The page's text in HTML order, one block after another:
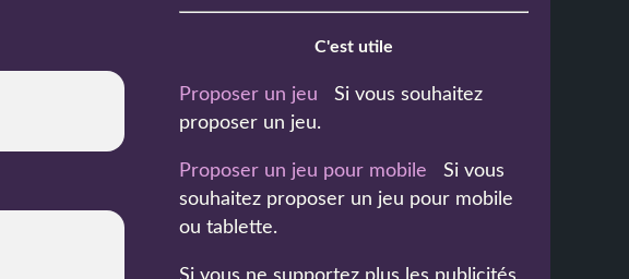
C'est utile
Proposer un jeu Si vous souhaitez
proposer un jeu.
Proposer un jeu pour mobile Si vous
souhaitez proposer un jeu pour mobile
ou tablette.